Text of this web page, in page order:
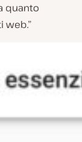
quanto
web.”